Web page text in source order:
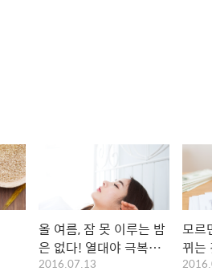
올 여름, 잠 못 이루는 밤
은 없다! 열대야 극복
Tip
2016.07.13
모르
뀌는